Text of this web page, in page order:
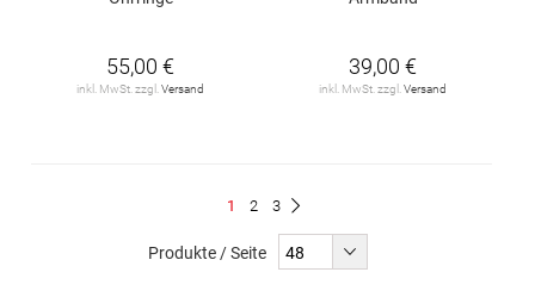
55,00 €
inkl. MwSt. zzgl. Versand
39,00 €
inkl. MwSt. zzgl. Versand
Du
1 Seite
2 Seite
3
Produkte / Seite